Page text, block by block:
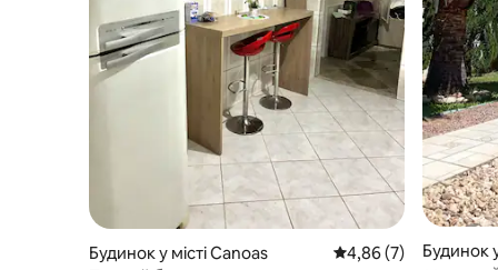
Будинок у місті Canoas Середня оцінка:
4,86 (7)
Будинок